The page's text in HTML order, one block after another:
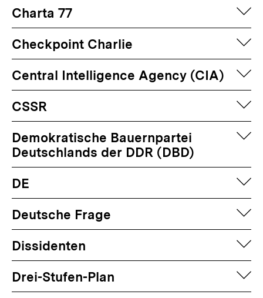
Charta 77
Checkpoint Charlie
Central Intelligence Agency (CIA)
CSSR
Demokratische Bauernpartei
Deutschlands der DDR (DBD)
DE
Deutsche Frage
Dissidenten
Drei-Stufen-Plan